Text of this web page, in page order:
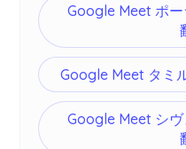
Google Meet ポ
Google Meet タミ
Google Meet シ